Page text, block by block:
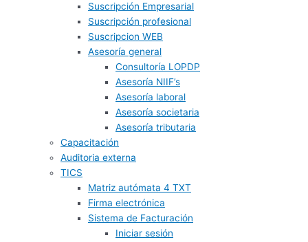
Suscripción Empresarial
Suscripción profesional
Suscripcion WEB
Asesoría general
Consultoría LOPDP
Asesoría NIIF’s
Asesoría laboral
Asesoría societaria
Asesoría tributaria
Capacitación
Auditoria externa
TICS
Matriz autómata 4 TXT
Firma electrónica
Sistema de Facturación
Iniciar sesión